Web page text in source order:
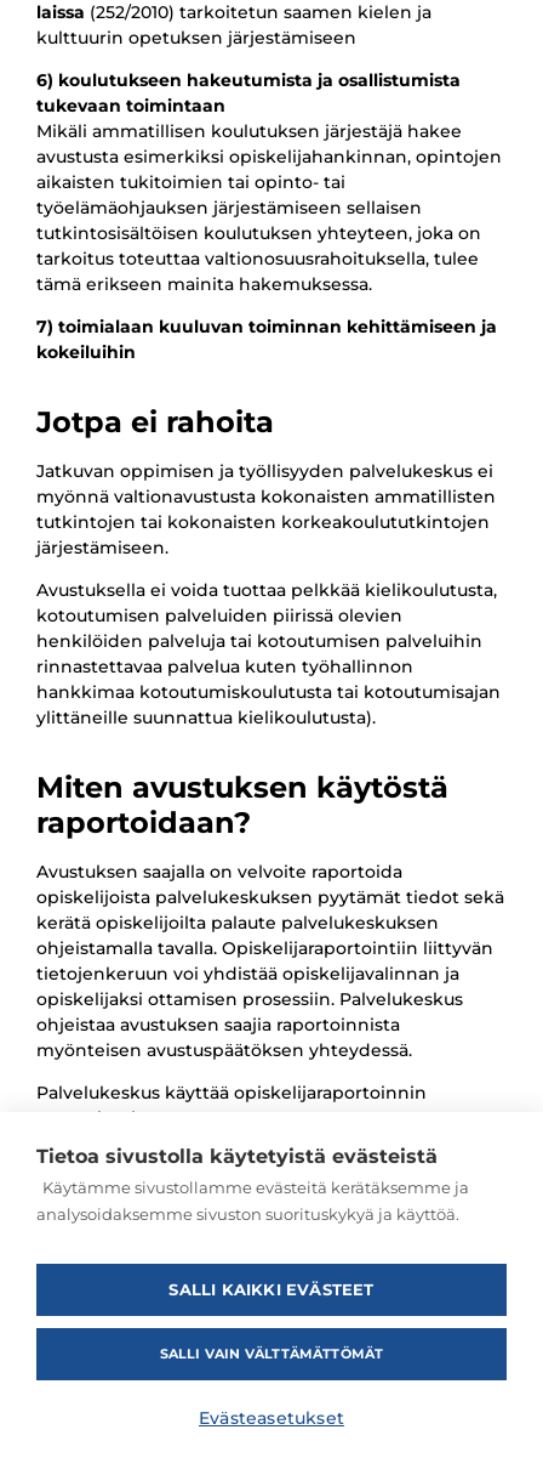
laissa (252/2010) tarkoitetun saamen kielen ja
kulttuurin opetuksen järjestämiseen
6) koulutukseen hakeutumista ja osallistumista
tukevaan toimintaan
Mikäli ammatillisen koulutuksen järjestäjä hakee
avustusta esimerkiksi opiskelijahankinnan, opintojen
aikaisten tukitoimien tai opinto- tai
työelämäohjauksen järjestämiseen sellaisen
tutkintosisältöisen koulutuksen yhteyteen, joka on
tarkoitus toteuttaa valtionosuusrahoituksella, tulee
tämä erikseen mainita hakemuksessa.
7) toimialaan kuuluvan toiminnan kehittämiseen ja
kokeiluihin
Jotpa ei rahoita
Jatkuvan oppimisen ja työllisyyden palvelukeskus ei
myönnä valtionavustusta kokonaisten ammatillisten
tutkintojen tai kokonaisten korkeakoulututkintojen
järjestämiseen.
Avustuksella ei voida tuottaa pelkkää kielikoulutusta,
kotoutumisen palveluiden piirissä olevien
henkilöiden palveluja tai kotoutumisen palveluihin
rinnastettavaa palvelua kuten työhallinnon
hankkimaa kotoutumiskoulutusta tai kotoutumisajan
ylittäneille suunnattua kielikoulutusta).
Miten avustuksen käytöstä
raportoidaan?
Avustuksen saajalla on velvoite raportoida
opiskelijoista palvelukeskuksen pyytämät tiedot sekä
kerätä opiskelijoilta palaute palvelukeskuksen
ohjeistamalla tavalla. Opiskelijaraportointiin liittyvän
tietojenkeruun voi yhdistää opiskelijavalinnan ja
opiskelijaksi ottamisen prosessiin. Palvelukeskus
ohjeistaa avustuksen saajia raportoinnista
myönteisen avustuspäätöksen yhteydessä.
Palvelukeskus käyttää opiskelijaraportoinnin
taustatietoja muun muassa avustusten
kokonaisvaikuttavuuden seurantaan sekä
rahoituksen ehtojen täyttymisen seurantaan.
Avustuksen saajan tulee toimittaa palvelukeskukselle
avustuspäätöksessä määrättyyn ajankohtaan
mennessä. Väliselvityslomake toimitetaan avustusta
saaneille täytettäväksi noin 4 kuukautta ennen sen
saajan tulee toimittaa palvelukeskukselle
kuukautta avustuskauden päättymisen ja avustuksen
Tietoa sivustolla käytetyistä evästeistä
Käytämme sivustollamme evästeitä kerätäksemme ja
analysoidaksemme sivuston suorituskykyä ja käyttöä.
SALLI KAIKKI EVÄSTEET
SALLI VAIN VÄLTTÄMÄTTÖMÄT
Evästeasetukset